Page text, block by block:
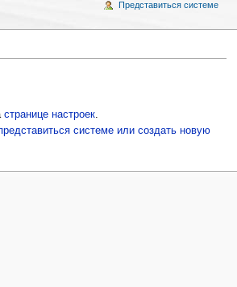
странице настроек.
системе или создать новую
Представиться системе